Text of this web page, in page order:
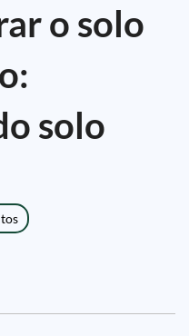
o solo
solo